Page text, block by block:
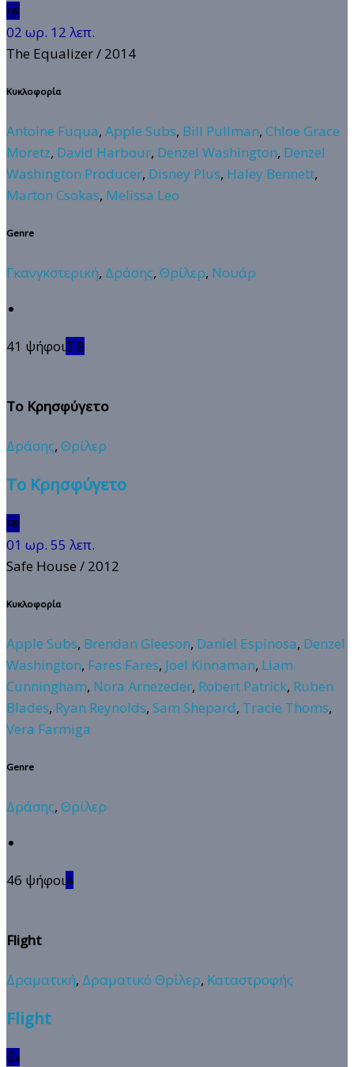
🆗
02 ωρ. 12 λεπ.
The Equalizer/ 2014
Κυκλοφορία
Antoine Fuqua, Apple Subs, Bill Pullman, Chloe Grace
Moretz, David Harbour, Denzel Washington, Denzel
Washington Producer, Disney Plus, Haley Bennett,
Marton Csokas, Melissa Leo
Genre
Γκανγκστερική, Δράσης, Θρίλερ, Νουάρ
41 ψήφοι3.8
Το Κρησφύγετο
Δράσης, Θρίλερ
Το Κρησφύγετο
🆗
01 ωρ. 55 λεπ.
Safe House / 2012
Κυκλοφορία
Apple Subs, Brendan Gleeson, Daniel Espinosa, Denzel
Washington, Fares Fares, Joel Kinnaman, Liam
Cunningham, Nora Arnezeder, Robert Patrick, Ruben
Blades, Ryan Reynolds, Sam Shepard, Tracie Thoms,
Vera Farmiga
Genre
Δράσης, Θρίλερ
46 ψήφοι4
Flight
Δραματική, Δραματικό Θρίλερ, Καταστροφής
Flight
👍